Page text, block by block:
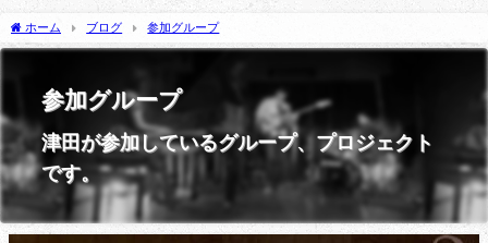
ホーム ブログ 参加グループ
参加グループ
津田が参加しているグループ、プロジェクト
です。